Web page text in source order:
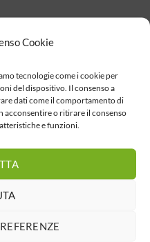
Cookie
tecnologie come i cookie per
del dispositivo. Il consenso a
dati come il comportamento di
acconsentire o ritirare il consenso
e funzioni.